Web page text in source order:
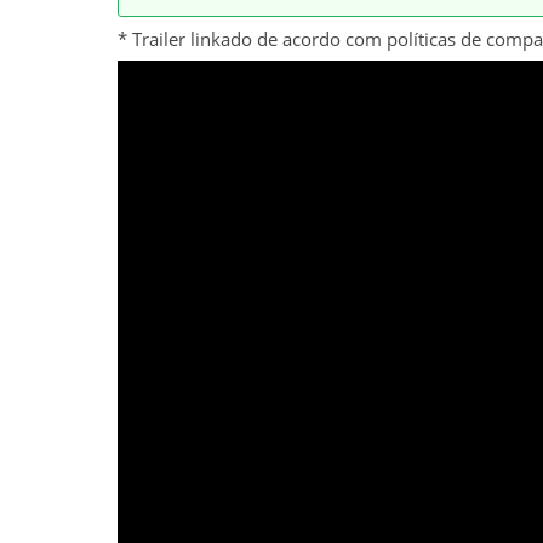
* Trailer linkado de acordo com políticas de